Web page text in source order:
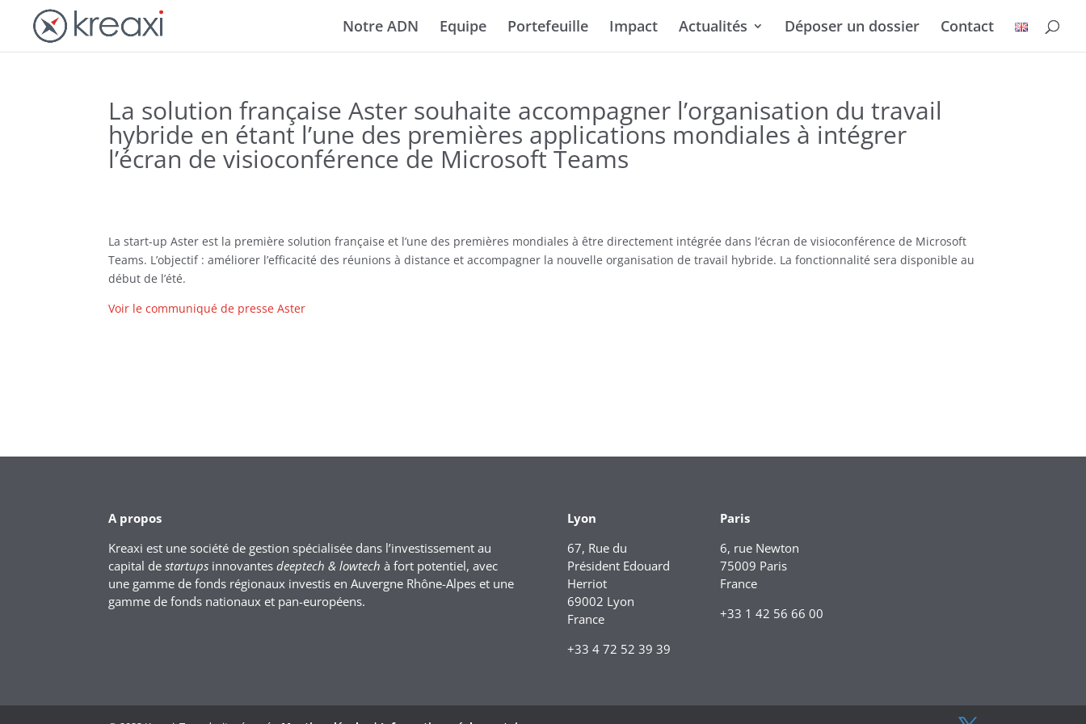
Notre ADN Equipe Portefeuille Impact Actualités Déposer un dossier Contact
La solution française Aster souhaite accompagner l’organisation du travail
hybride en étant l’une des premières applications mondiales à intégrer
l’écran de visioconférence de Microsoft Teams
La start-up Aster est la première solution française et l’une des premières mondiales à être directement intégrée dans l’écran de visioconférence de Microsoft
Teams. L’objectif : améliorer l’efficacité des réunions à distance et accompagner la nouvelle organisation de travail hybride. La fonctionnalité sera disponible au
début de l’été.
Voir le communiqué de presse Aster
A propos
Kreaxi est une société de gestion spécialisée dans l’investissement au
capital destartups innovantesdeeptech & lowtech à fort potentiel, avec
une gamme de fonds régionaux investis en Auvergne Rhône-Alpes et une
gamme de fonds nationaux et pan-européens.
Lyon
67, Rue du
Président Edouard
Herriot
69002 Lyon
France
+33 4 72 52 39 39
Paris
6, rue Newton
75009 Paris
France
+33 1 42 56 66 00